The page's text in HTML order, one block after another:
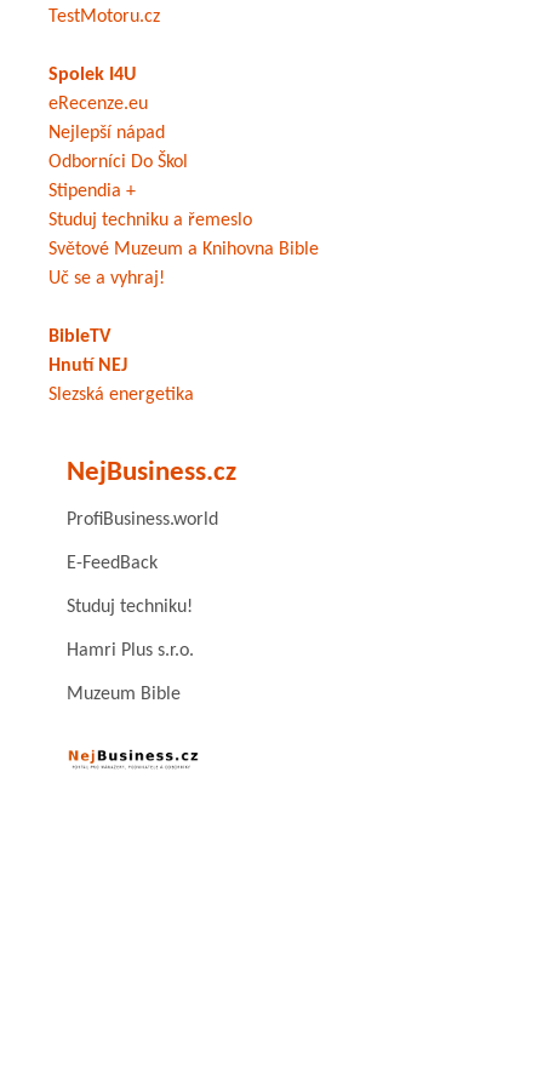
TestMotoru.cz
Spolek I4U
eRecenze.eu
Nejlepší nápad
Odborníci Do Škol
Stipendia +
Studuj techniku a řemeslo
Světové Muzeum a Knihovna Bible
Uč se a vyhraj!
BibleTV
Hnutí NEJ
Slezská energetika
NejBusiness.cz
ProfiBusiness.world
E-FeedBack
Studuj techniku!
Hamri Plus s.r.o.
Muzeum Bible